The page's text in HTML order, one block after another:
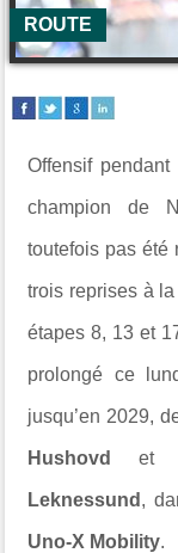
ROUTE
Offensif
champion de
toutefois pas été
trois reprises à
étapes 8, 13 et
prolongé ce
jusqu’en 2029,
Hushovd et
Leknessund ,
Uno-X Mobility.